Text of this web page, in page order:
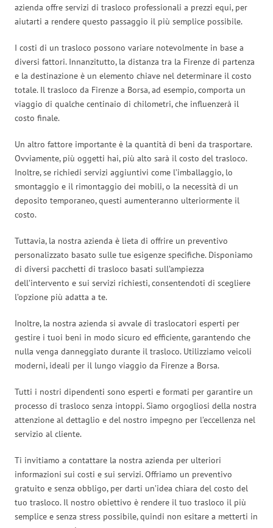
azienda offre servizi di trasloco professionali a prezzi equi, per
aiutarti a rendere questo passaggio il più semplice possibile.
I costi di un trasloco possono variare notevolmente in base a
diversi fattori. Innanzitutto, la distanza tra la Firenze di partenza
e la destinazione è un elemento chiave nel determinare il costo
totale. Il trasloco da Firenze a Borsa, ad esempio, comporta un
viaggio di qualche centinaio di chilometri, che influenzerà il
costo finale.
Un altro fattore importante è la quantità di beni da trasportare.
Ovviamente, più oggetti hai, più alto sarà il costo del trasloco.
Inoltre, se richiedi servizi aggiuntivi come l’imballaggio, lo
smontaggio e il rimontaggio dei mobili, o la necessità di un
deposito temporaneo, questi aumenteranno ulteriormente il
costo.
Tuttavia, la nostra azienda è lieta di offrire un preventivo
personalizzato basato sulle tue esigenze specifiche. Disponiamo
di diversi pacchetti di trasloco basati sull’ampiezza
dell’intervento e sui servizi richiesti, consentendoti di scegliere
l’opzione più adatta a te.
Inoltre, la nostra azienda si avvale di traslocatori esperti per
gestire i tuoi beni in modo sicuro ed efficiente, garantendo che
nulla venga danneggiato durante il trasloco. Utilizziamo veicoli
moderni, ideali per il lungo viaggio da Firenze a Borsa.
Tutti i nostri dipendenti sono esperti e formati per garantire un
processo di trasloco senza intoppi. Siamo orgogliosi della nostra
attenzione al dettaglio e del nostro impegno per l’eccellenza nel
servizio al cliente.
Ti invitiamo a contattare la nostra azienda per ulteriori
informazioni sui costi e sui servizi. Offriamo un preventivo
gratuito e senza obbligo, per darti un’idea chiara del costo del
tuo trasloco. Il nostro obiettivo è rendere il tuo trasloco il più
semplice e senza stress possibile, quindi non esitare a metterti in